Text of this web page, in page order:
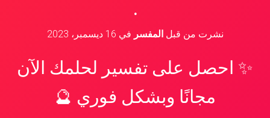
.
نشرت من قبلالمفسر في 16 ديسمبر، 2023
✨ احصل على تفسير لحلمك الآن
مجانًا وبشكل فوري 🔮